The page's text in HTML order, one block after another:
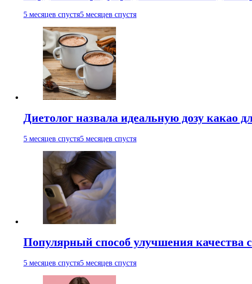
5 месяцев спустя5 месяцев спустя
Диетолог назвала идеальную дозу какао
5 месяцев спустя5 месяцев спустя
Популярный способ улучшения качества
5 месяцев спустя5 месяцев спустя